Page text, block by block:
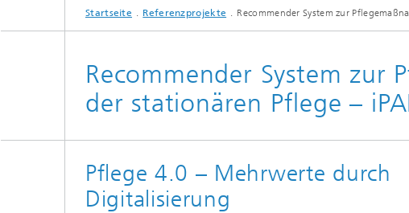
FORSCHUNG
ÜBER UNS
Innovation and
Startseite Referenzprojekte Recommender System zur
Recommender System zur
der stationären Pflege –
Pflege 4.0 – Mehrwerte durch
Digitalisierung